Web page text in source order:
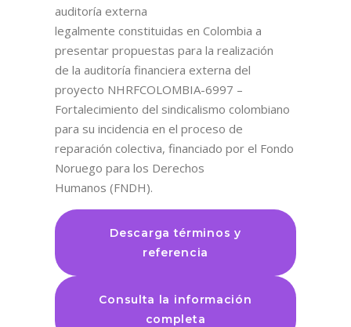
auditoría externa
legalmente constituidas en Colombia a
presentar propuestas para la realización
de la auditoría financiera externa del
proyecto NHRFCOLOMBIA-6997 –
Fortalecimiento del sindicalismo colombiano
para su incidencia en el proceso de
reparación colectiva, financiado por el Fondo
Noruego para los Derechos
Humanos (FNDH).
Descarga términos y
referencia
Consulta la información
completa